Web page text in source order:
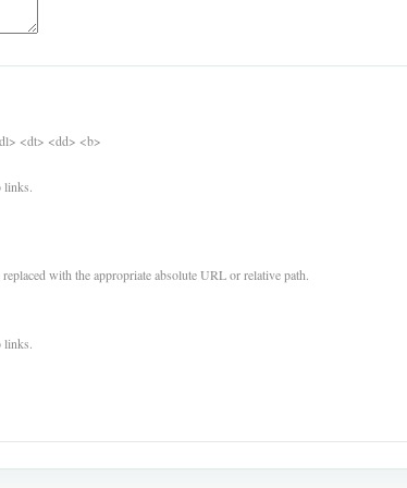
<dt> <dd> <b>
links.
with the appropriate absolute URL or relative path.
links.